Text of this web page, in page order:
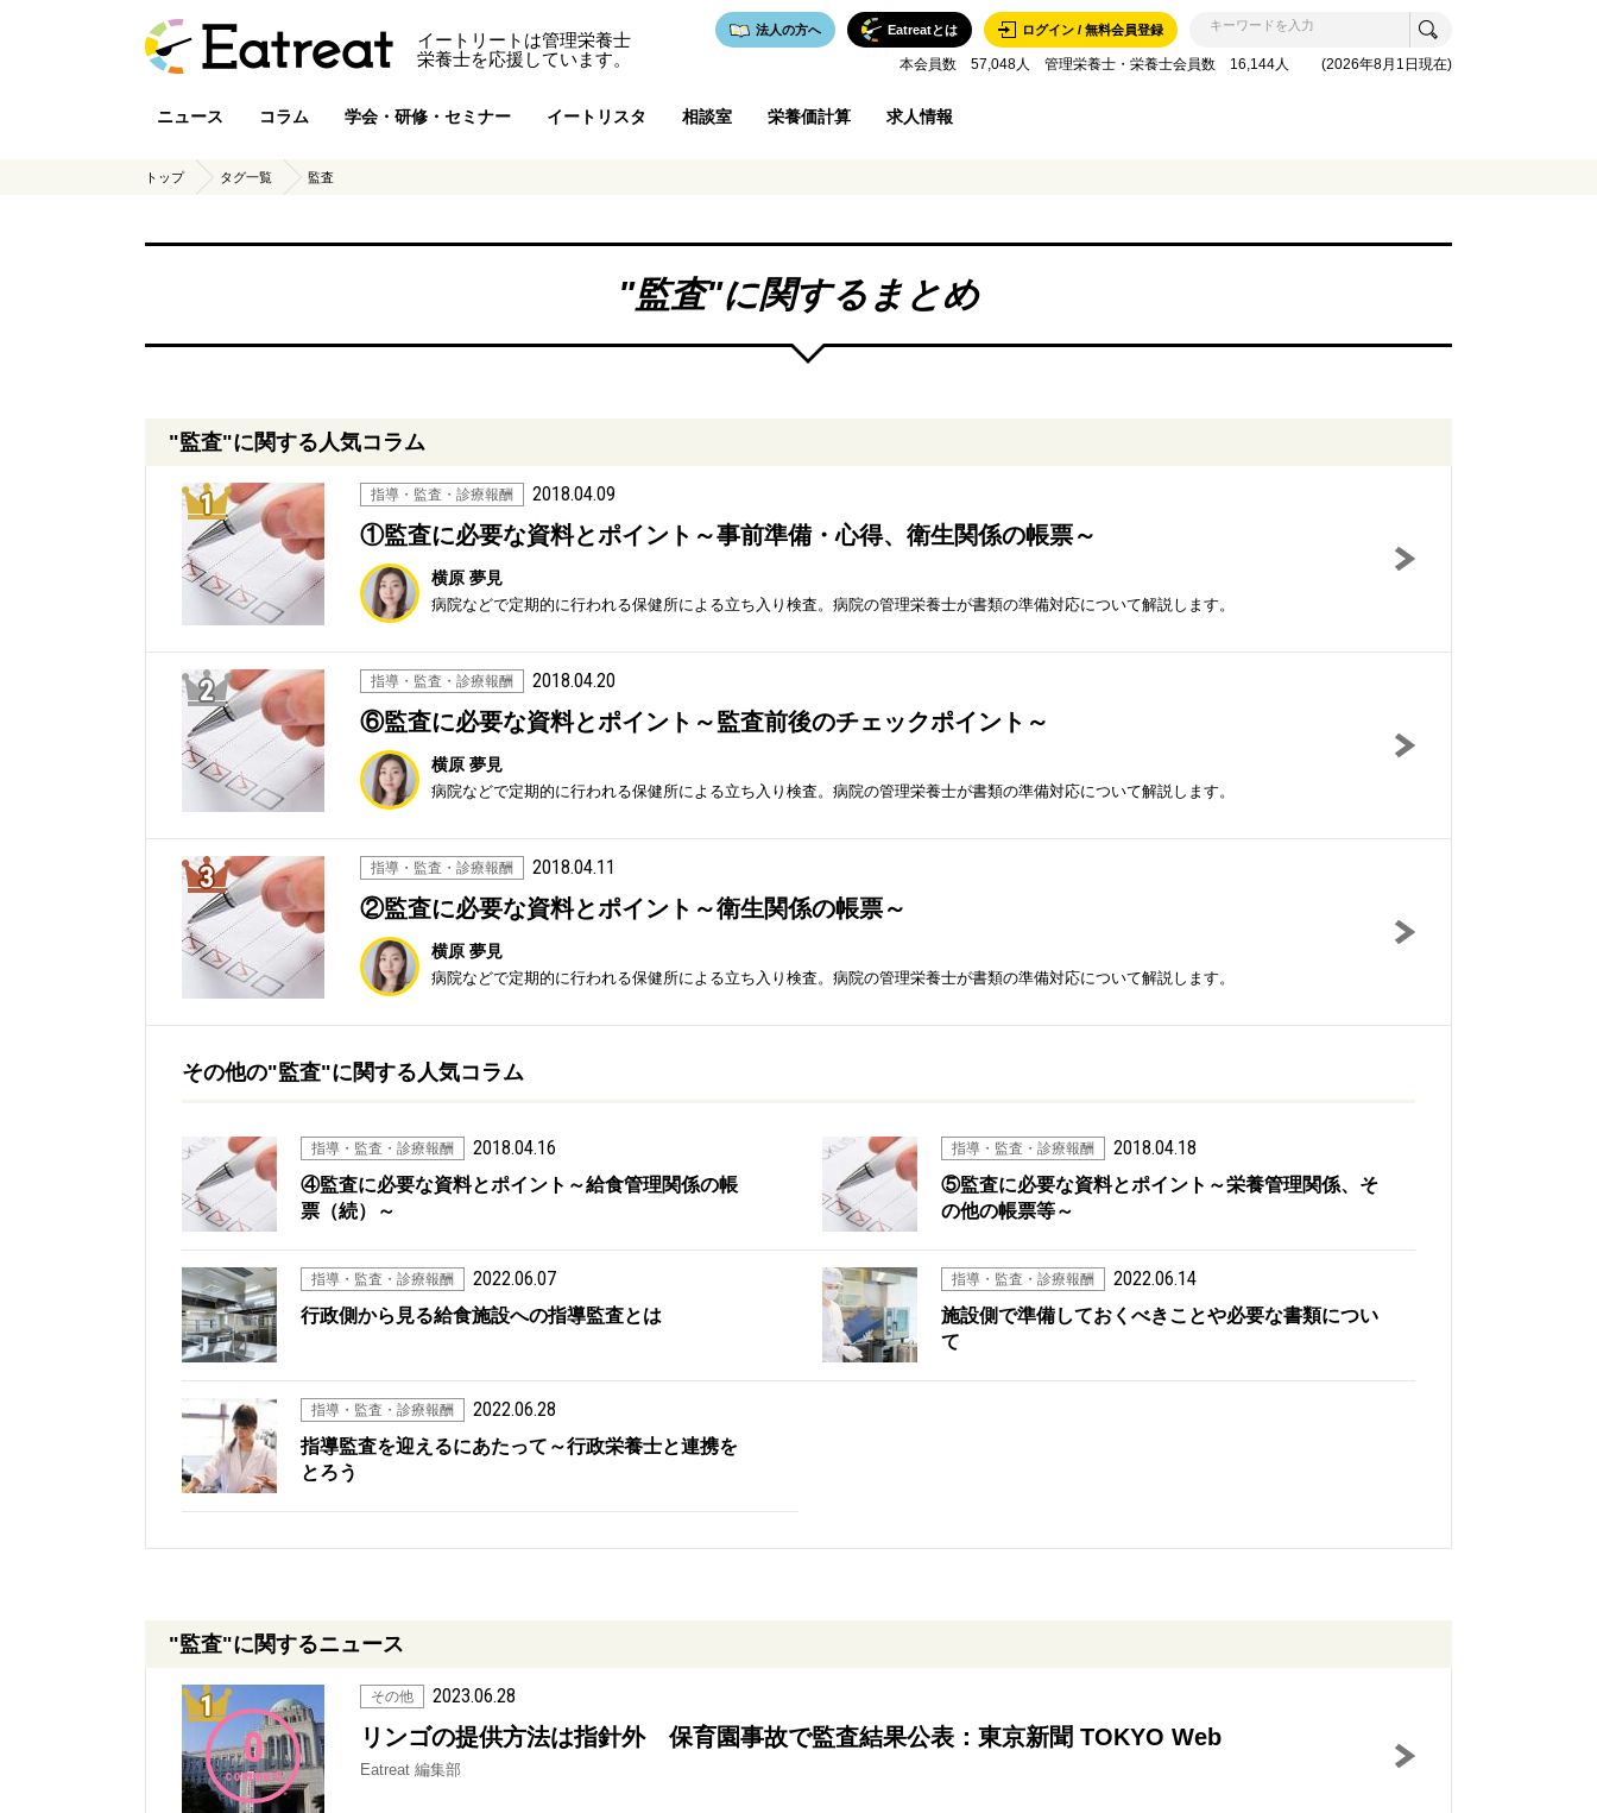
イートリートは管理栄養士
栄養士を応援しています。
ログイン / 無料会員登録
Eatreatとは
法人の方へ
本会員数 57,048人 管理栄養士・栄養士会員数 16,144人 (2026年8月1日現在)
ニュース コラム 学会・研修・セミナー イートリスタ 相談室 栄養価計算 求人情報
トップ タグ一覧 監査
"監査"に関するまとめ
"監査"に関する人気コラム
1位 指導・監査・診療報酬 2018.04.09
①監査に必要な資料とポイント～事前準備・心得、衛生関係の帳票～
横原 夢見
病院などで定期的に行われる保健所による立ち入り検査。病院の管理栄養士が書類の準備対応について解説します。
2位 指導・監査・診療報酬 2018.04.20
⑥監査に必要な資料とポイント～監査前後のチェックポイント～
横原 夢見
病院などで定期的に行われる保健所による立ち入り検査。病院の管理栄養士が書類の準備対応について解説します。
3位 指導・監査・診療報酬 2018.04.11
②監査に必要な資料とポイント～衛生関係の帳票～
横原 夢見
病院などで定期的に行われる保健所による立ち入り検査。病院の管理栄養士が書類の準備対応について解説します。
その他の"監査"に関する人気コラム
指導・監査・診療報酬 2018.04.16
④監査に必要な資料とポイント～給食管理関係の帳
票（続）～
指導・監査・診療報酬 2018.04.18
⑤監査に必要な資料とポイント～栄養管理関係、そ
の他の帳票等～
指導・監査・診療報酬 2022.06.07
行政側から見る給食施設への指導監査とは
指導・監査・診療報酬 2022.06.14
施設側で準備しておくべきことや必要な書類につい
て
指導・監査・診療報酬 2022.06.28
指導監査を迎えるにあたって～行政栄養士と連携を
とろう
"監査"に関するニュース
0
comment
その他 2023.06.28
リンゴの提供方法は指針外 保育園事故で監査結果公表：東京新聞 TOKYO Web
Eatreat 編集部